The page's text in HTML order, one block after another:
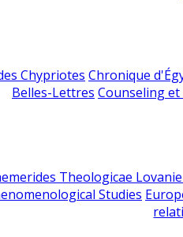
Chypriotes Chronique
Belles-Lettres Counseling
Theologicae
Studies